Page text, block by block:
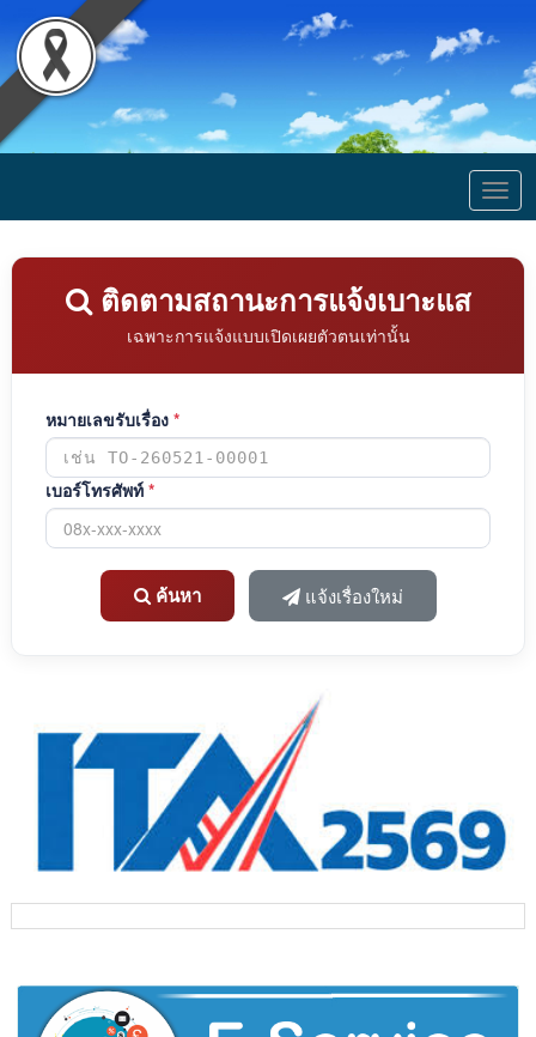
ติดตามสถานะการแจ้งเบาะแส
เฉพาะการแจ้งแบบเปิดเผยตัวตนเท่านั้น
หมายเลขรับเรื่อง *
เบอร์โทรศัพท์ *
ค้นหา แจ้งเรื่องใหม่